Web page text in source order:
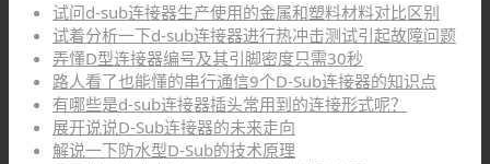
试问d-sub连接器生产使用的金属和塑料材料对比区别
试着分析一下d-sub连接器进行热冲击测试引起故障问题
弄懂D型连接器编号及其引脚密度只需30秒
路人看了也能懂的串行通信9个D-Sub连接器的知识点
有哪些是d-sub连接器插头常用到的连接形式呢？
展开说说D-Sub连接器的未来走向
解说一下防水型D-Sub的技术原理